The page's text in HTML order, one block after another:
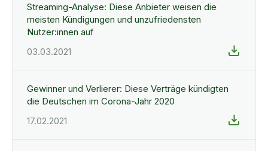
Streaming-Analyse: Diese Anbieter weisen die
meisten Kündigungen und unzufriedensten
Nutzer:innen auf
03.03.2021
Gewinner und Verlierer: Diese Verträge kündigten
die Deutschen im Corona-Jahr 2020
17.02.2021